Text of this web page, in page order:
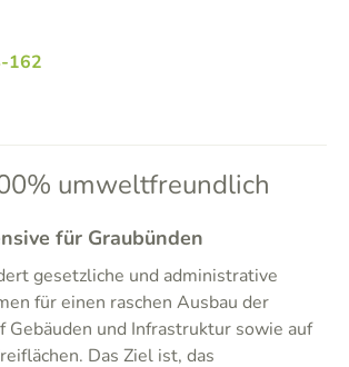
162
umweltfreundlich
für Graubünden
gesetzliche und administrative
für einen raschen Ausbau der
Gebäuden und Infrastruktur sowie auf
Das Ziel ist, das